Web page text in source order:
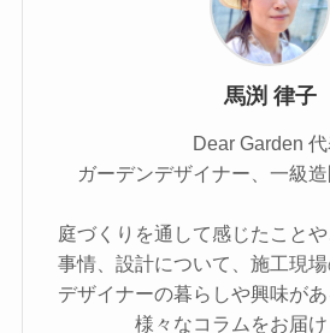
馬渕 律子
Dear Garden
ガーデンデザイナー、一級
庭づくりを通して感じたこと
事情、設計について、施工現
デザイナーの暮らしや興味が
様々なコラムをお届け